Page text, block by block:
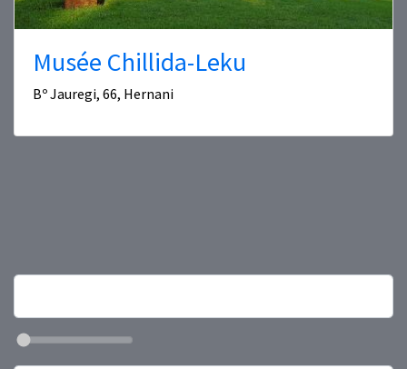
Musée Chillida-Leku
Bº Jauregi, 66, Hernani